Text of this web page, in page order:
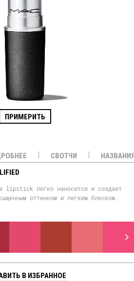
ПРИМЕРИТЬ
СВОТЧИ
lipstick легко наносится и создает
оттенком и легким блеском.
В ИЗБРАННОЕ